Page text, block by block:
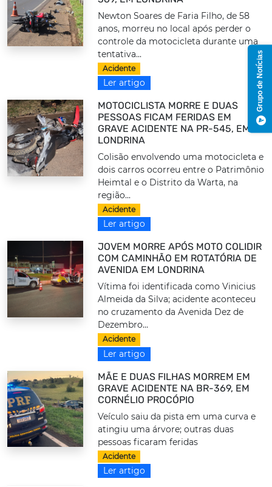
Newton Soares de Faria Filho, de 58
anos, morreu no local após perder o
controle da motocicleta durante uma
tentativa...
Acidente
Ler artigo
MOTOCICLISTA MORRE E DUAS
PESSOAS FICAM FERIDAS EM
GRAVE ACIDENTE NA PR-545, EM
LONDRINA
Colisão envolvendo uma motocicleta e
dois carros ocorreu entre o Patrimônio
Heimtal e o Distrito da Warta, na
região...
Acidente
Ler artigo
JOVEM MORRE APÓS MOTO COLIDIR
COM CAMINHÃO EM ROTATÓRIA DE
AVENIDA EM LONDRINA
Vítima foi identificada como Vinicius
Almeida da Silva; acidente aconteceu
no cruzamento da Avenida Dez de
Dezembro...
Acidente
Ler artigo
MÃE E DUAS FILHAS MORREM EM
GRAVE ACIDENTE NA BR-369, EM
CORNÉLIO PROCÓPIO
Veículo saiu da pista em uma curva e
atingiu uma árvore; outras duas
pessoas ficaram feridas
Acidente
Ler artigo
Grupo de Notícias